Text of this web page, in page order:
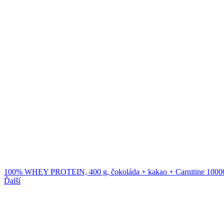
100% WHEY PROTEIN, 400 g, čokoláda + kakao + Carnitine
Ďalší